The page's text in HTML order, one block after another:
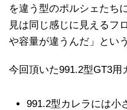
を違う型のポルシェたち
見は同じ感じに見えるフ
や容量が違うんだ」とい
今回頂いた991.2型GT3用
991.2型カレラには小